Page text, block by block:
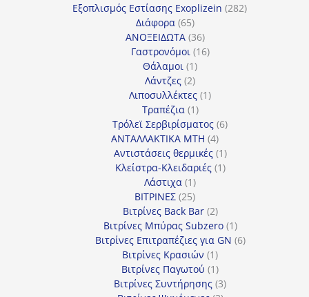
προϊόντα
Εξοπλισμός Εστίασης Exoplizein 282282
Διάφορα 6565
προϊόντα
ΑΝΟΞΕΙΔΩΤΑ 3636
προϊόντα
Γαστρονόμοι 1616
Θάλαμοι 11
προϊόν
Λάντζες 22
προϊόντα
Λιποσυλλέκτες 11
Τραπέζια 11
προϊόν
Τρόλεϊ Σερβιρίσματος 66
ΑΝΤΑΛΛΑΚΤΙΚΑ MTH 44
προϊόντα
Αντιστάσεις θερμικές 11
προϊόν
Κλείστρα-Κλειδαριές 11
Λάστιχα 11
προϊόν
ΒΙΤΡΙΝΕΣ 2525
προϊόντα
Βιτρίνες Back Bar 22
προϊόντα
Βιτρίνες Mπύρας Subzero 11
προϊόν
Βιτρίνες Επιτραπέζιες για GN 66
Βιτρίνες Κρασιών 11
προϊόν
Βιτρίνες Παγωτού 11
προϊόν
Βιτρίνες Συντήρησης 33